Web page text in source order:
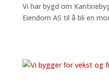
Vi har bygd om
Eiendom AS til å bli en